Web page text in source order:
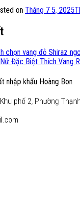
on Tháng 7 5, 2025
chọn vang đỏ Shiraz
Đặc Biệt Thích Vang
nhập khẩu Hoàng Bon
phố 2, Phường